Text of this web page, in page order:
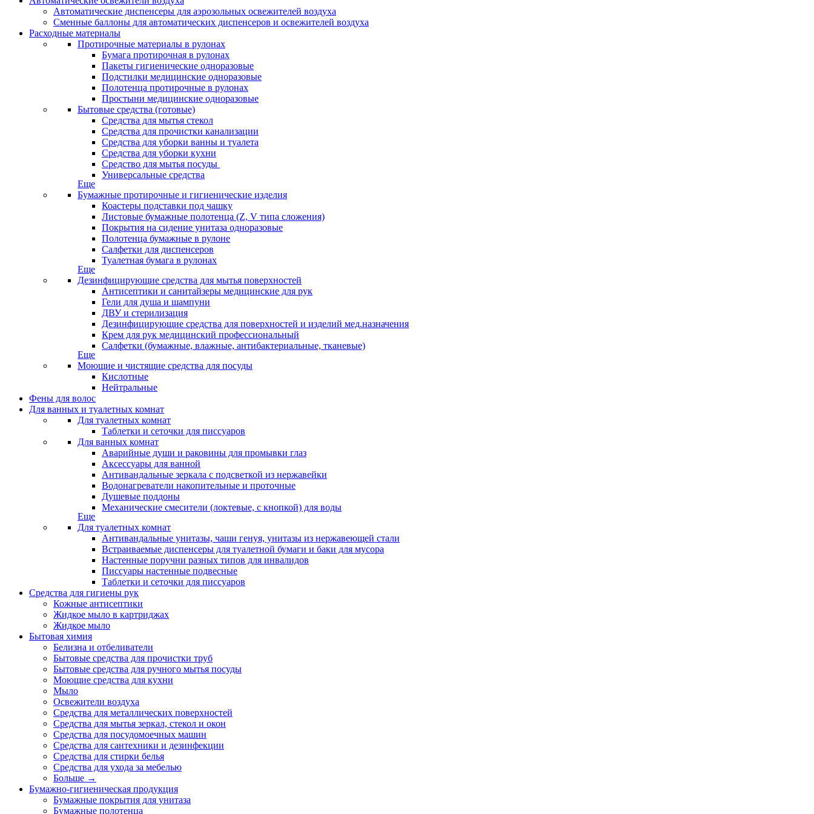
Автоматические диспенсеры для аэрозольных освежителей воздуха
Сменные баллоны для автоматических диспенсеров и освежителей воздуха
Расходные материалы
Протирочные материалы в рулонах
Бумага протирочная в рулонах
Пакеты гигиенические одноразовые
Подстилки медицинские одноразовые
Полотенца протирочные в рулонах
Простыни медицинские одноразовые
Бытовые средства (готовые)
Средства для мытья стекол
Средства для прочистки канализации
Средства для уборки ванны и туалета
Средства для уборки кухни
Средство для мытья посуды
Универсальные средства
Еще
Бумажные протирочные и гигиенические изделия
Коастеры подставки под чашку
Листовые бумажные полотенца (Z, V типа сложения)
Покрытия на сидение унитаза одноразовые
Полотенца бумажные в рулоне
Салфетки для диспенсеров
Туалетная бумага в рулонах
Еще
Дезинфицирующие средства для мытья поверхностей
Антисептики и санитайзеры медицинские для рук
Гели для душа и шампуни
ДВУ и стерилизация
Дезинфицирующие средства для поверхностей и изделий мед.назначения
Крем для рук медицинский профессиональный
Салфетки (бумажные, влажные, антибактериальные, тканевые)
Еще
Моющие и чистящие средства для посуды
Кислотные
Нейтральные
Фены для волос
Для ванных и туалетных комнат
Для туалетных комнат
Таблетки и сеточки для писсуаров
Для ванных комнат
Аварийные души и раковины для промывки глаз
Аксессуары для ванной
Антивандальные зеркала с подсветкой из нержавейки
Водонагреватели накопительные и проточные
Душевые поддоны
Механические смесители (локтевые, с кнопкой) для воды
Еще
Для туалетных комнат
Антивандальные унитазы, чаши генуя, унитазы из нержавеющей стали
Встраиваемые диспенсеры для туалетной бумаги и баки для мусора
Настенные поручни разных типов для инвалидов
Писсуары настенные подвесные
Таблетки и сеточки для писсуаров
Средства для гигиены рук
Кожные антисептики
Жидкое мыло в картриджах
Жидкое мыло
Бытовая химия
Белизна и отбеливатели
Бытовые средства для прочистки труб
Бытовые средства для ручного мытья посуды
Моющие средства для кухни
Мыло
Освежители воздуха
Средства для металлических поверхностей
Средства для мытья зеркал, стекол и окон
Средства для посудомоечных машин
Средства для сантехники и дезинфекции
Средства для стирки белья
Средства для ухода за мебелью
Больше →
Бумажно-гигиеническая продукция
Бумажные покрытия для унитаза
Бумажные полотенца